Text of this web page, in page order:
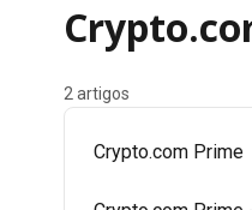
2 artigos
Crypto.com Prime